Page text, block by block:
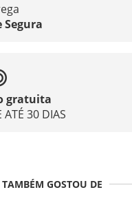
Segura
gratuita
ATÉ 30 DIAS
GOSTOU DE